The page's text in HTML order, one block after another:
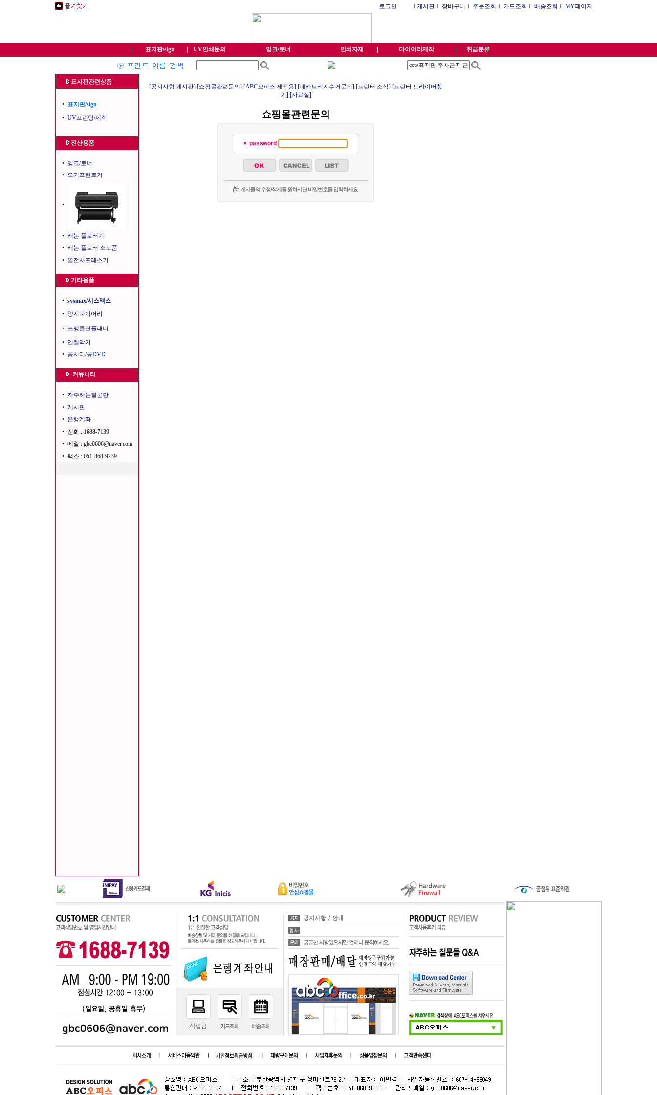
로그인 Ｉ 게시판Ｉ 장바구니 Ｉ 주문조회 Ｉ 카드조회 Ｉ 배송조회 Ｉ MY페이지
표지판/sign UV인쇄문의 잉크/토너 인쇄자재 다이어리제작 취급분류
표지판관련상품
• 표지판/sign
• UV프린팅/제작
전산용품
• 잉크/토너
• 오키프린트기
•
• 캐논 플로터기
• 캐논 플로터 소모품
• 열전사프레스기
기타용품
• sysmax/시스맥스
• 양지다이어리
• 프랭클린플래너
• 엔젤악기
• 공시디/공DVD
커뮤니티
• 자주하는질문란
• 게시판
• 은행계좌
• 전화 : 1688-7139
• 메일 : gbc0606@naver.com
• 팩스 : 051-868-9239
[공지사항 게시판] [쇼핑몰관련문의] [ABC오피스 제작용] [폐카트리지수거문의] [프린터 소식] [프린터 드라이버찾
기] [자료실]
쇼핑몰관련문의
password
게시물의 수정/삭제를 원하시면 비밀번호를 입력하세요.